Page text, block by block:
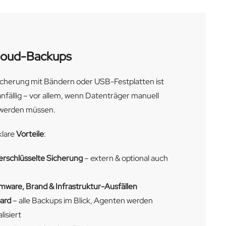
Backups
mit Bändern oder USB-Festplatten ist
– vor allem, wenn Datenträger manuell
müssen.
Vorteile:
Sicherung– extern & optional auch
Brand & Infrastruktur-Ausfällen
– alle Backups im Blick, Agenten werden